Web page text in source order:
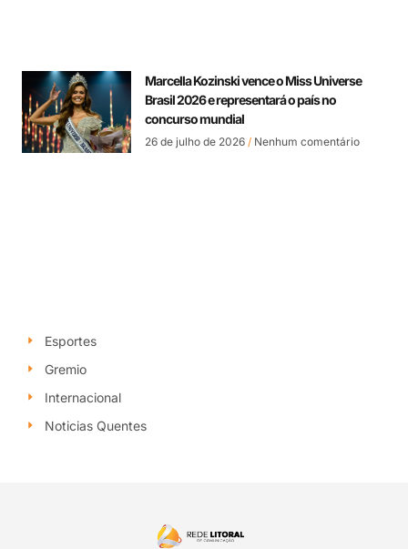
Marcella Kozinski vence o Miss Universe
Brasil 2026 e representará o país no
concurso mundial
26 de julho de 2026 Nenhum comentário
Esportes
Gremio
Internacional
Noticias Quentes